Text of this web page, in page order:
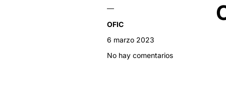
OFIC
6 marzo 2023
No hay comentarios